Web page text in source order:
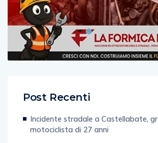
motociclista di 27 anni
Salerno, anziano scippato in via